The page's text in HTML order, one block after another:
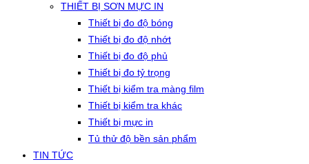
THIẾT BỊ SƠN MỰC IN
Thiết bị đo độ bóng
Thiết bị đo độ nhớt
Thiết bị đo độ phủ
Thiết bị đo tỷ trọng
Thiết bị kiểm tra màng film
Thiết bị kiểm tra khác
Thiết bị mực in
Tủ thử độ bền sản phẩm
TIN TỨC